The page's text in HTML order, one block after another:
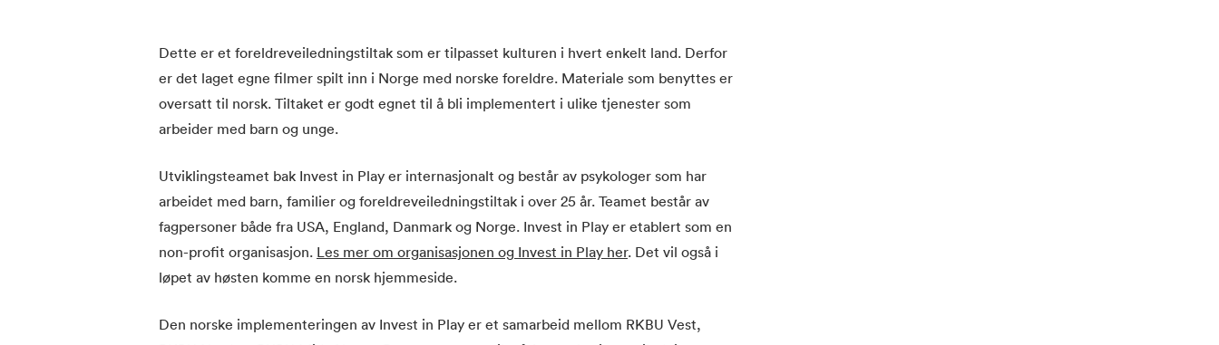
Dette er et foreldreveiledningstiltak som er tilpasset kulturen i hvert enkelt land. Derfor
er det laget egne filmer spilt inn i Norge med norske foreldre. Materiale som benyttes er
oversatt til norsk. Tiltaket er godt egnet til å bli implementert i ulike tjenester som
arbeider med barn og unge.
Utviklingsteamet bak Invest in Play er internasjonalt og består av psykologer som har
arbeidet med barn, familier og foreldreveiledningstiltak i over 25 år. Teamet består av
fagpersoner både fra USA, England, Danmark og Norge. Invest in Play er etablert som en
non-profit organisasjon. Les mer om organisasjonen og Invest in Play her. Det vil også i
løpet av høsten komme en norsk hjemmeside.
Den norske implementeringen av Invest in Play er et samarbeid mellom RKBU Vest,